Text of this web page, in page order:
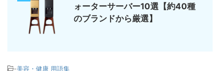
ォーターサーバー10選【約40種
のブランドから厳選】
-美容・健康 用語集